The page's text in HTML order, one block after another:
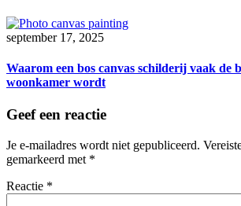
september 17, 2025
Waarom een bos canvas schilderij vaak de
woonkamer wordt
Geef een reactie
Je e-mailadres wordt niet gepubliceerd.
gemarkeerd met *
Reactie *